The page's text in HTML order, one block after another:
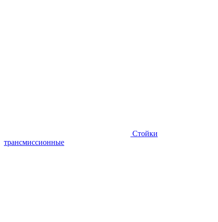
Стойки
трансмиссионные